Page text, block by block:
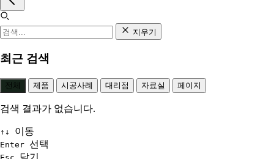
지우기
최근 검색
전체 제품 시공사례 대리점 자료실 페이지
검색 결과가 없습니다.
↑↓ 이동
Enter 선택
닫기